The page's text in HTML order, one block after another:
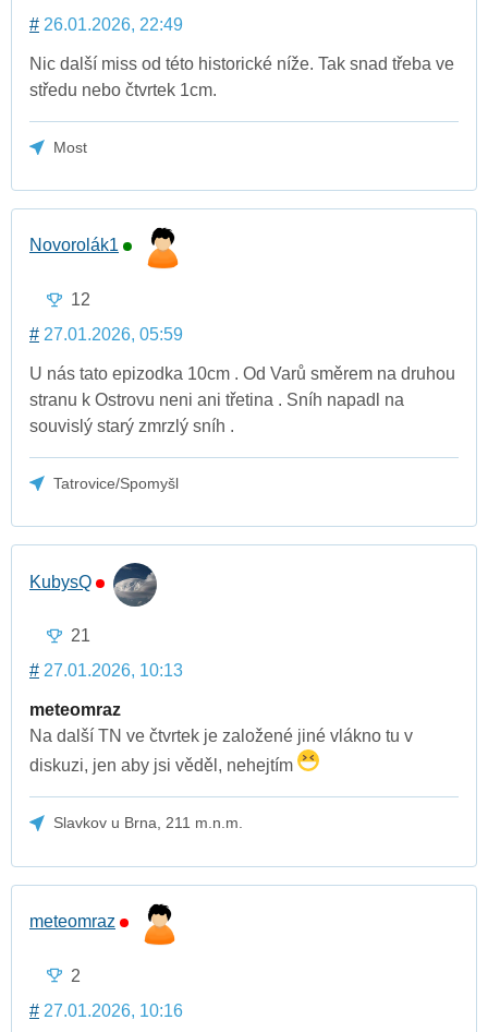
# 26.01.2026, 22:49
Nic další miss od této historické níže. Tak snad třeba ve
středu nebo čtvrtek 1cm.
Most
Novorolák1
12
# 27.01.2026, 05:59
U nás tato epizodka 10cm . Od Varů směrem na druhou
stranu k Ostrovu neni ani třetina . Sníh napadl na
souvislý starý zmrzlý sníh .
Tatrovice/Spomyšl
KubysQ
21
# 27.01.2026, 10:13
meteomraz
Na další TN ve čtvrtek je založené jiné vlákno tu v
diskuzi, jen aby jsi věděl, nehejtím
Slavkov u Brna, 211 m.n.m.
meteomraz
2
# 27.01.2026, 10:16